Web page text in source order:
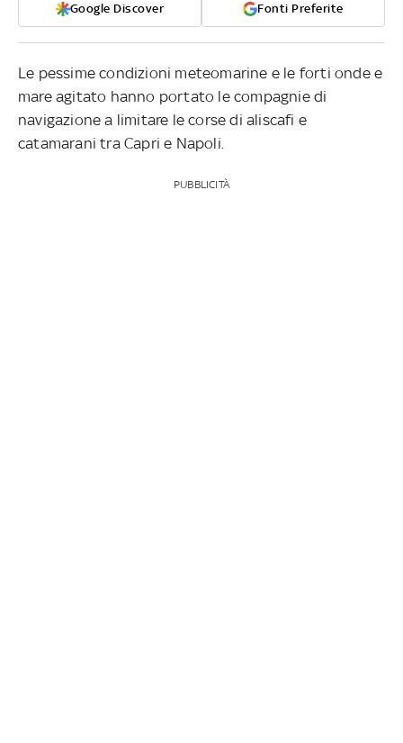
Google Discover Fonti Preferite
Le pessime condizioni meteomarine e le forti onde e
mare agitato hanno portato le compagnie di
navigazione a limitare le corse di aliscafi e
catamarani tra Capri e Napoli.
PUBBLICITÀ